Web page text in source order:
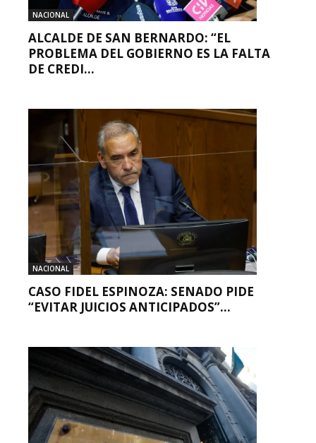
NACIONAL
ALCALDE DE SAN BERNARDO: “EL
PROBLEMA DEL GOBIERNO ES LA FALTA
DE CREDI...
NACIONAL
CASO FIDEL ESPINOZA: SENADO PIDE
“EVITAR JUICIOS ANTICIPADOS”...